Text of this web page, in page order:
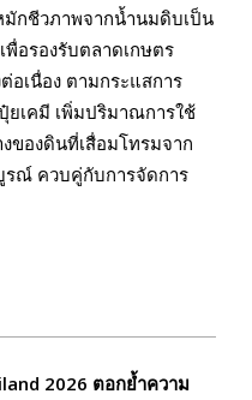
มักชีวภาพจากน้ำนมดิบเป็น
อรองรับตลาดเกษตร
เนื่อง ตามกระแสการ
ยเคมี เพิ่มปริมาณการใช้
ของดินที่เสื่อมโทรมจาก
รณ์ ควบคู่กับการจัดการ
2026 ตอกย้ำความ